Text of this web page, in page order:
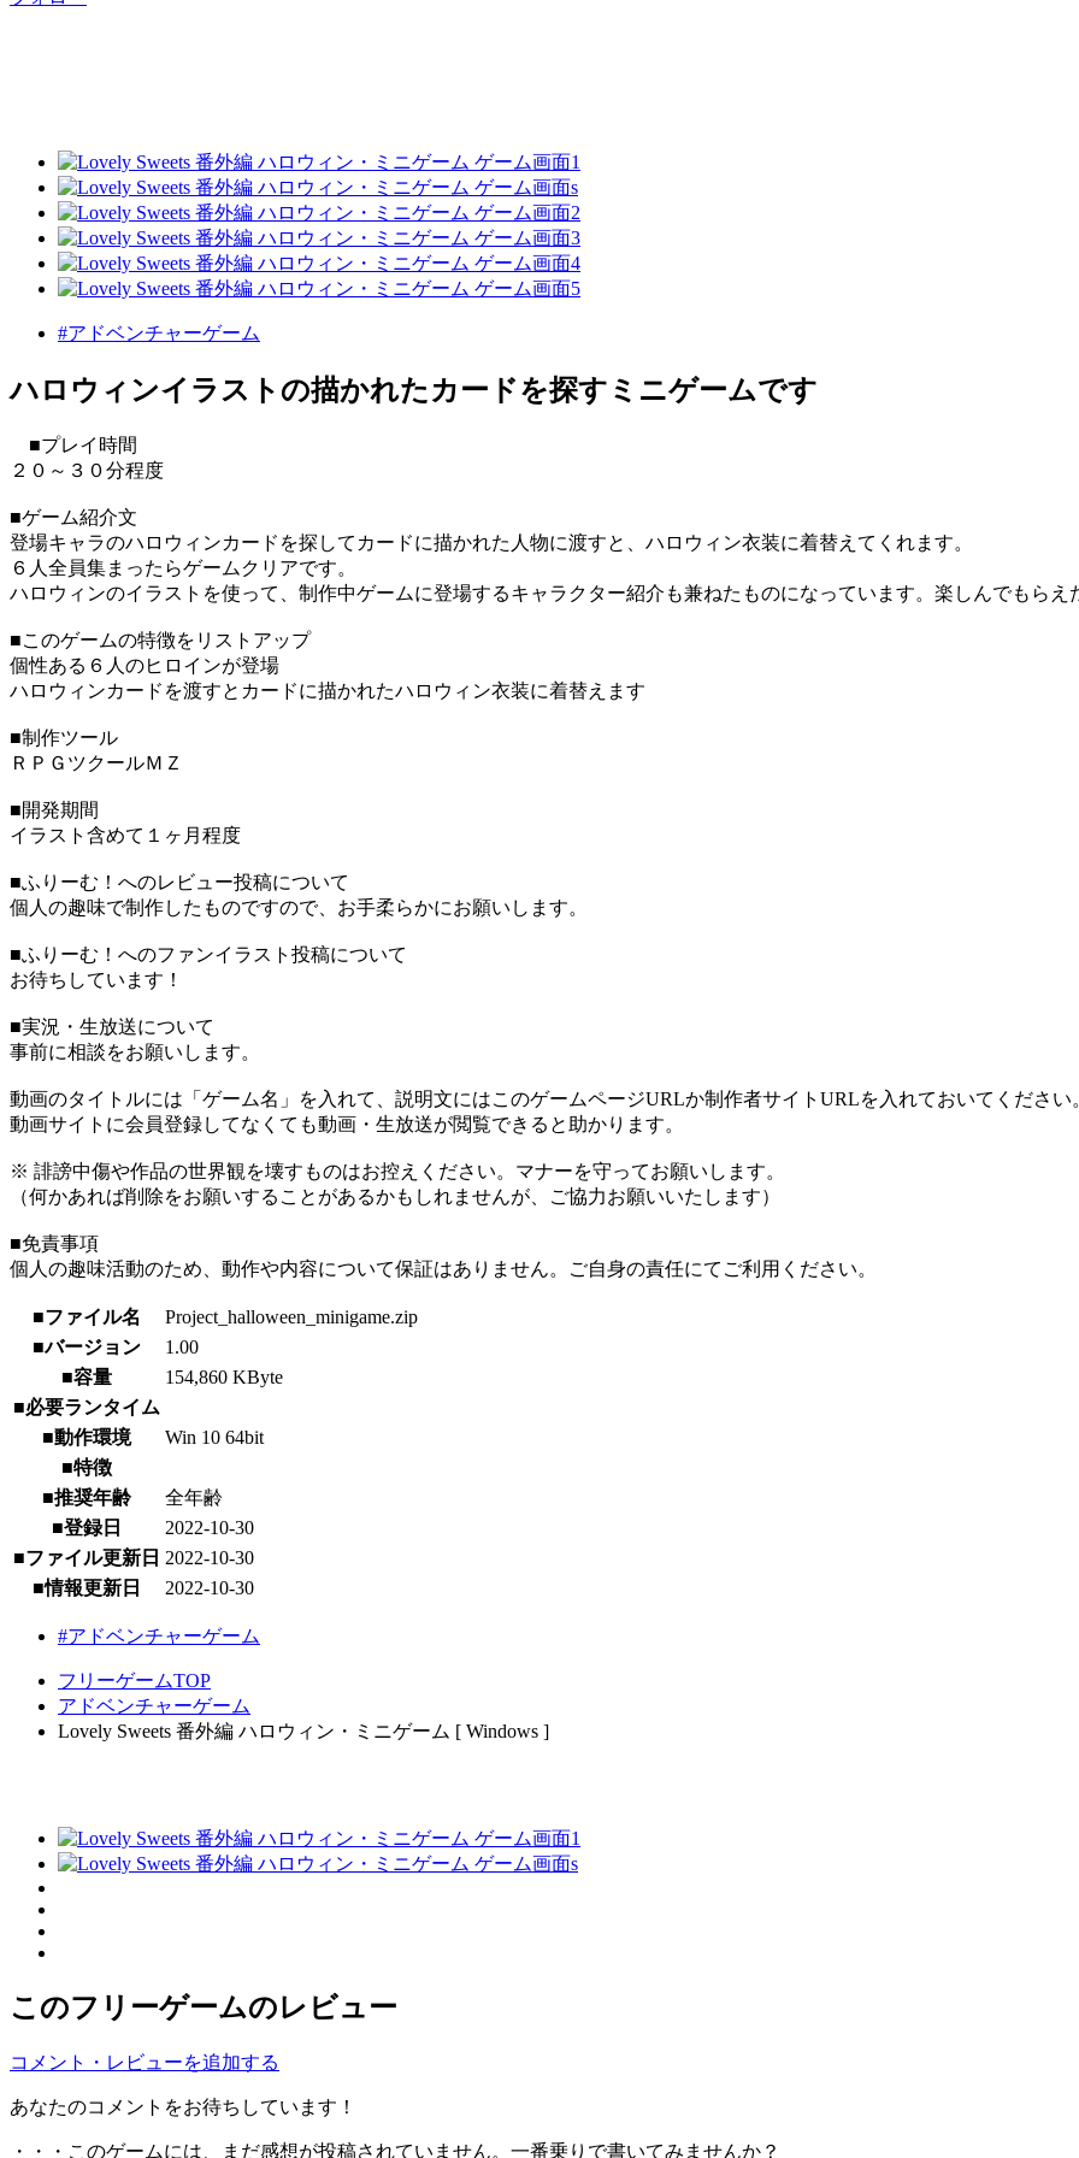
#アドベンチャーゲーム
ハロウィンイラストの描かれたカードを探すミニゲームです
■プレイ時間
２０～３０分程度
■ゲーム紹介文
登場キャラのハロウィンカードを探してカードに描かれた人物に渡すと、ハロウィン衣装に着替えてくれます。
６人全員集まったらゲームクリアです。
ハロウィンのイラストを使って、制作中ゲームに登場するキャラクター紹介も兼ねたものになっています。楽しんでもらえ
■このゲームの特徴をリストアップ
個性ある６人のヒロインが登場
ハロウィンカードを渡すとカードに描かれたハロウィン衣装に着替えます
■制作ツール
ＲＰＧツクールＭＺ
■開発期間
イラスト含めて１ヶ月程度
■ふりーむ！へのレビュー投稿について
個人の趣味で制作したものですので、お手柔らかにお願いします。
■ふりーむ！へのファンイラスト投稿について
お待ちしています！
■実況・生放送について
事前に相談をお願いします。
動画のタイトルには「ゲーム名」を入れて、説明文にはこのゲームページURLか制作者サイトURLを入れておいてください
動画サイトに会員登録してなくても動画・生放送が閲覧できると助かります。
※ 誹謗中傷や作品の世界観を壊すものはお控えください。マナーを守ってお願いします。
（何かあれば削除をお願いすることがあるかもしれませんが、ご協力お願いいたします）
■免責事項
個人の趣味活動のため、動作や内容について保証はありません。ご自身の責任にてご利用ください。
■ファイル名
Project_halloween_minigame.zip
■バージョン
1.00
■容量
154,860 KByte
■必要ランタイム
■動作環境
Win 10 64bit
■特徴
■推奨年齢
全年齢
■登録日
2022-10-30
■ファイル更新日 2022-10-30
■情報更新日
2022-10-30
#アドベンチャーゲーム
フリーゲームTOP
アドベンチャーゲーム
Lovely Sweets 番外編 ハロウィン・ミニゲーム [ Windows ]
このフリーゲームのレビュー
コメント・レビューを追加する
あなたのコメントをお待ちしています！
・・・このゲームには、まだ感想が投稿されていません。一番乗りで書いてみませんか？